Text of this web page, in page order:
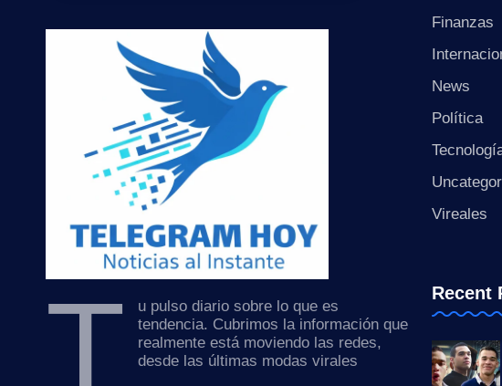
T
u pulso diario sobre lo que es
tendencia. Cubrimos la información que
realmente está moviendo las redes,
desde las últimas modas virales
Finanzas
News
Política
Vireales
Recent